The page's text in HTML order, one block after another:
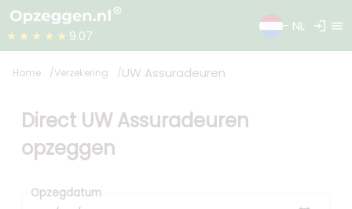
★★★★★ 9.07
- NL login menu
Home Verzekering UW Assuradeuren
Direct UW Assuradeuren
opzeggen
Opzegdatum